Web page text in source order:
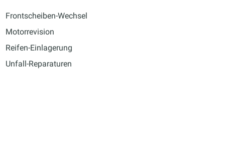
Frontscheiben-Wechsel
Motorrevision
Reifen-Einlagerung
Unfall-Reparaturen